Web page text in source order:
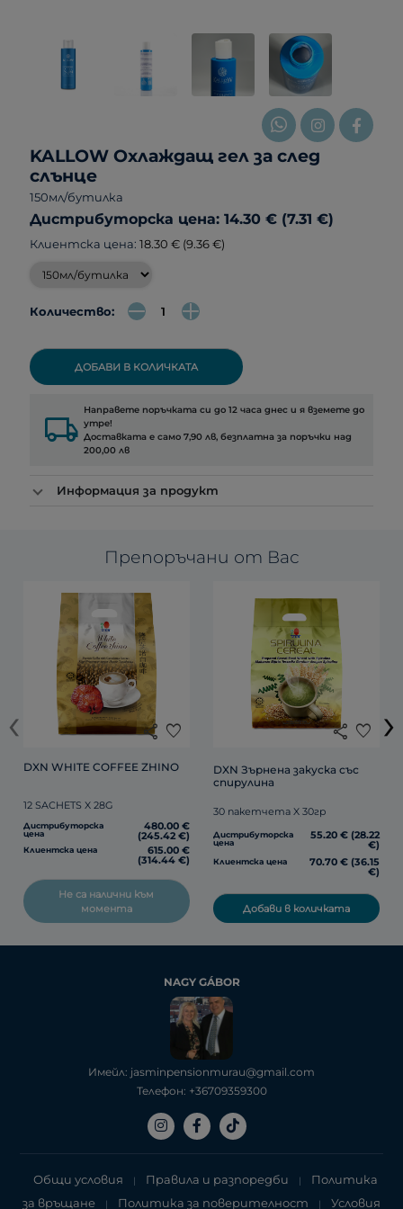
KALLOW Охлаждащ гел за след
слънце
150мл/бутилка
Дистрибуторска цена: 14.30 € (7.31 €)
Клиентска цена: 18.30 € (9.36 €)
Количество:
ДОБАВИ В КОЛИЧКАТА
local_shipping Направете поръчката си до 12 часа днес и я вземете до
утре!
Доставката е само 7,90 лв, безплатна за поръчки над
200,00 лв
Информация за продукт
Препоръчани от Вас
share favorite
DXN WHITE COFFEE ZHINO
12 SACHETS X 28G
Дистрибуторска
цена
480.00 €
(245.42 €)
Клиентска цена 615.00 €
(314.44 €)
Не са налични към
момента
share favorite
DXN Зърнена закуска със
спирулина
30 пакетчета X 30гр
Дистрибуторска
цена
55.20 € (28.22
€)
Клиентска цена 70.70 € (36.15
€)
Добави в количката
‹ ›
NAGY GÁBOR
Имейл: jasminpensionmurau@gmail.com
Телефон: +36709359300
Общи условия | Правила и разпоредби |
Политика
за връщане
| Политика за поверителност | Условия